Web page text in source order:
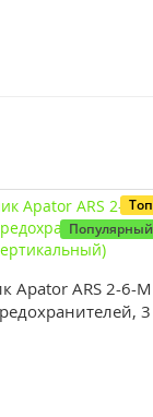
Топ
Популярный
Apator ARS 2-6-M
3